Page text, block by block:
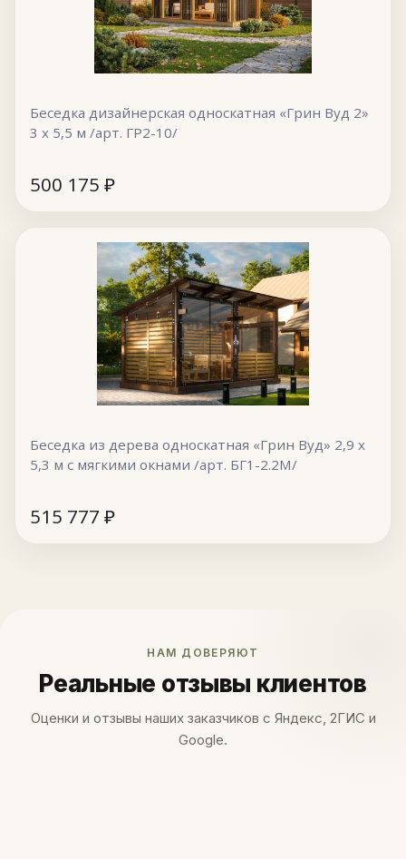
Беседка дизайнерская односкатная «Грин Вуд 2»
3 х 5,5 м /арт. ГР2-10/
500 175 ₽
Беседка из дерева односкатная «Грин Вуд» 2,9 х
5,3 м с мягкими окнами /арт. БГ1-2.2М/
515 777 ₽
НАМ ДОВЕРЯЮТ
Реальные отзывы клиентов
Оценки и отзывы наших заказчиков с Яндекс, 2ГИС и
Google.